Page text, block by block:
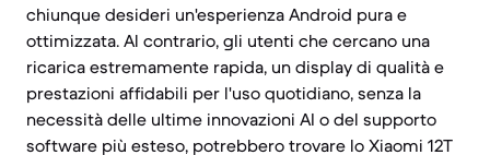
chiunque desideri un'esperienza Android pura e
ottimizzata. Al contrario, gli utenti che cercano una
ricarica estremamente rapida, un display di qualità e
prestazioni affidabili per l'uso quotidiano, senza la
necessità delle ultime innovazioni AI o del supporto
software più esteso, potrebbero trovare lo Xiaomi 12T